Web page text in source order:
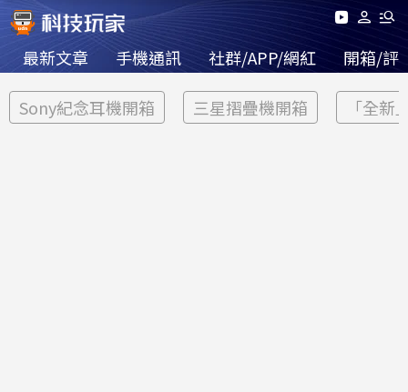
最新文章 手機通訊 社群/APP/網紅 開箱/評
Sony紀念耳機開箱 三星摺疊機開箱 「全新